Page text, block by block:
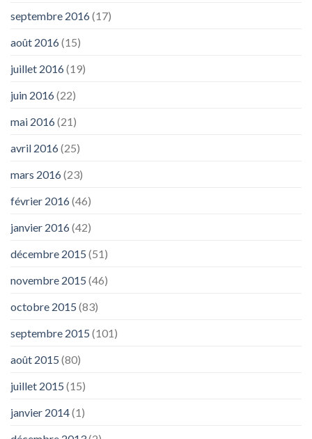
septembre 2016(17)
août 2016(15)
juillet 2016(19)
juin 2016(22)
mai 2016(21)
avril 2016(25)
mars 2016(23)
février 2016(46)
janvier 2016(42)
décembre 2015 (51)
novembre 2015 (46)
octobre 2015 (83)
septembre 2015 (101)
août 2015 (80)
juillet 2015 (15)
janvier 2014(1)